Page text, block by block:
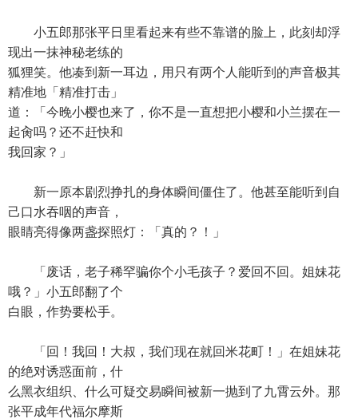
小五郎那张平日里看起来有些不靠谱的脸上，此刻却浮
现出一抹神秘老练的
狐狸笑。他凑到新一耳边，用只有两个人能听到的声音极其
精准地「精准打击」
道：「今晚小樱也来了，你不是一直想把小樱和小兰摆在一
起肏吗？还不赶快和
我回家？」
新一原本剧烈挣扎的身体瞬间僵住了。他甚至能听到自
己口水吞咽的声音，
眼睛亮得像两盏探照灯：「真的？！」
「废话，老子稀罕骗你个小毛孩子？爱回不回。姐妹花
哦？」小五郎翻了个
白眼，作势要松手。
「回！我回！大叔，我们现在就回米花町！」在姐妹花
的绝对诱惑面前，什
么黑衣组织、什么可疑交易瞬间被新一抛到了九霄云外。那
张平成年代福尔摩斯